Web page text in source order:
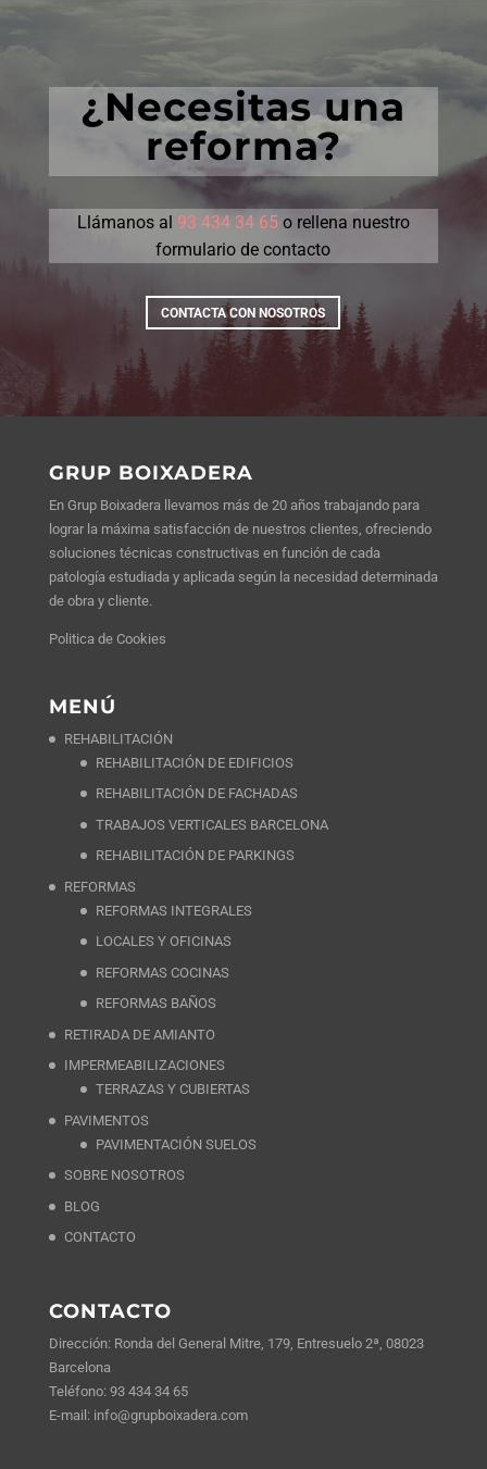
¿necesitas una
reforma?
Llámanos al 93 434 34 65o rellena nuestro
formulario de contacto
CONTACTA CON NOSOTROS
GRUP BOIXADERA
En Grup Boixadera llevamos más de 20 años trabajando para
lograr la máxima satisfacción de nuestros clientes, ofreciendo
soluciones técnicas constructivas en función de cada
patología estudiada y aplicada según la necesidad determinada
de obra y cliente.
Politica de Cookies
MENÚ
REHABILITACIÓN
REHABILITACIÓN DE EDIFICIOS
REHABILITACIÓN DE FACHADAS
TRABAJOS VERTICALES BARCELONA
REHABILITACIÓN DE PARKINGS
REFORMAS
REFORMAS INTEGRALES
LOCALES Y OFICINAS
REFORMAS COCINAS
REFORMAS BAÑOS
RETIRADA DE AMIANTO
IMPERMEABILIZACIONES
TERRAZAS Y CUBIERTAS
PAVIMENTOS
PAVIMENTACIÓN SUELOS
SOBRE NOSOTROS
BLOG
CONTACTO
CONTACTO
Dirección: Ronda del General Mitre, 179, Entresuelo 2ª, 08023
Barcelona
Teléfono: 93 434 34 65
E-mail: info@grupboixadera.com